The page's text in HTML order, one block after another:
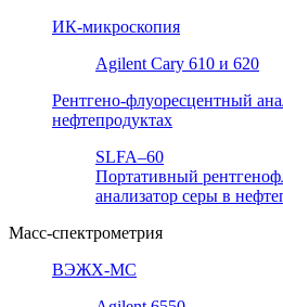
ИК-микроскопия
Agilent Cary 610 и 620
Рентгено-флуоресцентный
нефтепродуктах
SLFA–60
Портативный
анализатор серы в
Масс-спектрометрия
ВЭЖХ-МС